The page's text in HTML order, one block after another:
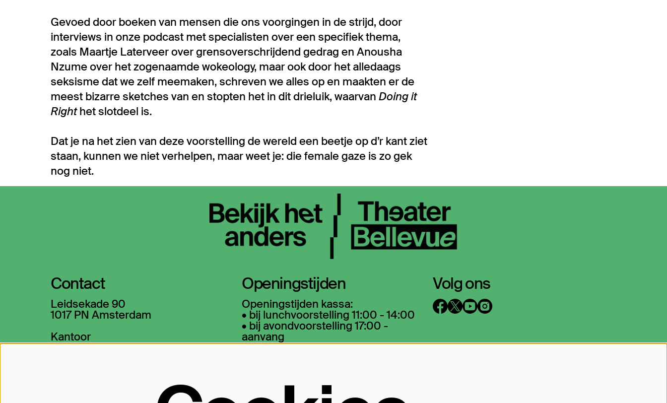
Gevoed door boeken van mensen die ons voorgingen in de strijd, door
interviews in onze podcast met specialisten over een specifiek thema,
zoals Maartje Laterveer over grensoverschrijdend gedrag en Anousha
Nzume over het zogenaamde wokeology, maar ook door het alledaags
seksisme dat we zelf meemaken, schreven we alles op en maakten er de
meest bizarre sketches van en stopten het in dit drieluik, waarvan Doing it
Righthet slotdeel is.
Dat je na het zien van deze voorstelling de wereld een beetje op d’r kant ziet
staan, kunnen we niet verhelpen, maar weet je: die female gaze is zo gek
nog niet.
Contact
Leidsekade 90
1017 PN Amsterdam
Kantoor
020-5305300
Openingstijden
Openingstijden kassa:
• bij lunchvoorstelling 11:00 - 14:00
• bij avondvoorstelling 17:00 -
aanvang
• bij matinee vanaf een uur voor
Volg ons
Op de hoogte blijven?